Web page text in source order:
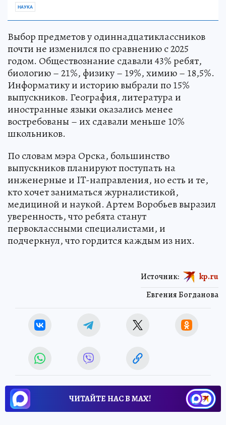
НАУКА
Выбор предметов у одиннадцатиклассников
почти не изменился по сравнению с 2025
годом. Обществознание сдавали 43% ребят,
биологию – 21%, физику – 19%, химию – 18,5%.
Информатику и историю выбрали по 15%
выпускников. География, литература и
иностранные языки оказались менее
востребованы – их сдавали меньше 10%
школьников.
По словам мэра Орска, большинство
выпускников планируют поступать на
инженерные и IT-направления, но есть и те,
кто хочет заниматься журналистикой,
медициной и наукой. Артем Воробьев выразил
уверенность, что ребята станут
первоклассными специалистами, и
подчеркнул, что гордится каждым из них.
Евгения Богданова
Источник: kp.ru
ЧИТАЙТЕ НАС В МАХ!